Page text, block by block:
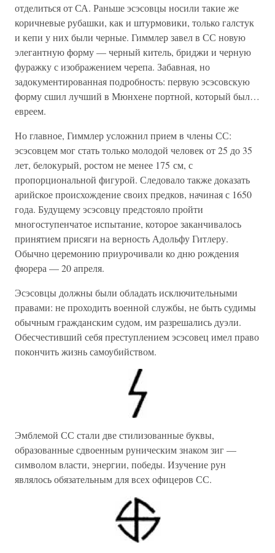
отделиться от СА. Раньше эсэсовцы носили такие же
коричневые рубашки, как и штурмовики, только галстук
и кепи у них были черные. Гиммлер завел в СС новую
элегантную форму — черный китель, бриджи и черную
фуражку с изображением черепа. Забавная, но
задокументированная подробность: первую эсэсовскую
форму сшил лучший в Мюнхене портной, который был…
евреем.
Но главное, Гиммлер усложнил прием в члены СС:
эсэсовцем мог стать только молодой человек от 25 до 35
лет, белокурый, ростом не менее 175 см, с
пропорциональной фигурой. Следовало также доказать
арийское происхождение своих предков, начиная с 1650
года. Будущему эсэсовцу предстояло пройти
многоступенчатое испытание, которое заканчивалось
принятием присяги на верность Адольфу Гитлеру.
Обычно церемонию приурочивали ко дню рождения
фюрера — 20 апреля.
Эсэсовцы должны были обладать исключительными
правами: не проходить военной службы, не быть судимы
обычным гражданским судом, им разрешались дуэли.
Обесчестивший себя преступлением эсэсовец имел право
покончить жизнь самоубийством.
Эмблемой СС стали две стилизованные буквы,
образованные сдвоенным руническим знаком зиг —
символом власти, энергии, победы. Изучение рун
являлось обязательным для всех офицеров СС.